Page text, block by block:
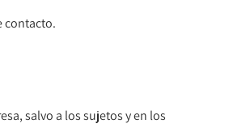
contacto.
salvo a los sujetos y en los